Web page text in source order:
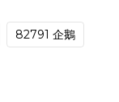
82791 企鵝